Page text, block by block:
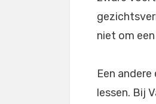
niet om
Een
lessen. Bij